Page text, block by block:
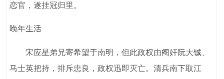
恋官，遂挂冠归里。
晚年生活
宋应星弟兄寄希望于南明，但此政权由阉奸阮大铖、
马士英把持，排斥忠良，政权迅即灭亡。清兵南下取江